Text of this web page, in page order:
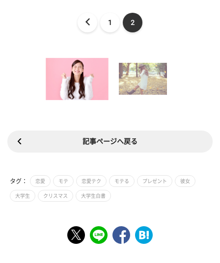
1 2
記事ページへ戻る
タグ： 恋愛 モテ 恋愛テク モテる プレゼント 彼女
大学生 クリスマス 大学生白書